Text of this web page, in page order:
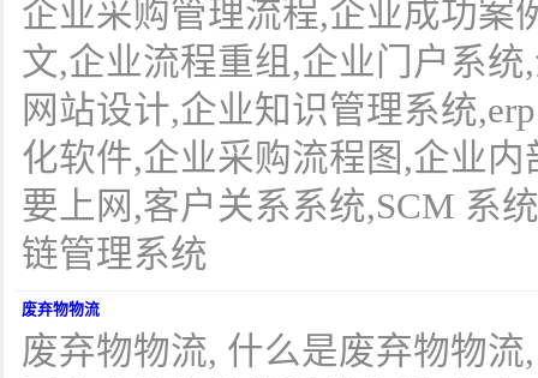
企业采购管理流程,企业成功案
文,企业流程重组,企业门户系
网站设计,企业知识管理系统
化软件,企业采购流程图,企业
要上网,客户关系系统,SCM 系
链管理系统
废弃物物流
废弃物物流, 什么是废弃物物